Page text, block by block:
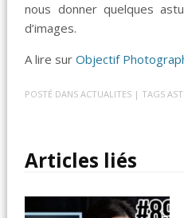
nous donner quelques
d’images.
A lire surObjectif
POSTÉ DANSACTUALITES | TAGS
Articles liés